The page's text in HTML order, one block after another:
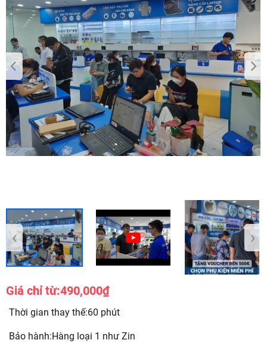
‹ ›
Giá chỉ từ:490,000₫
Thời gian thay thế:60 phút
Bảo hành:Hàng loại 1 như Zin